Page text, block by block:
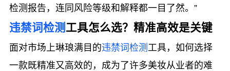
检测报告，连同风险等级和解释都一目了然。”
违禁词检测 工具怎么选？精准高效是关键
面对市场上琳琅满目的违禁词检测 工具，如何选择
一款既精准又高效的，成为了许多美妆从业者的难